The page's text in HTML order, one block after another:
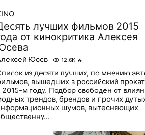
лучших фильмов 2015
от кинокритика Алексея
Юсев 12.6K 🔥
из десяти лучших, по мнению
вышедших в российский прокат
2015-м году. Подбор свободен от
трендов, брендов и прочих
шумов, вытесняющих